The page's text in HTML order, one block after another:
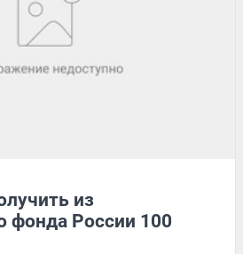
из
фонда России 100